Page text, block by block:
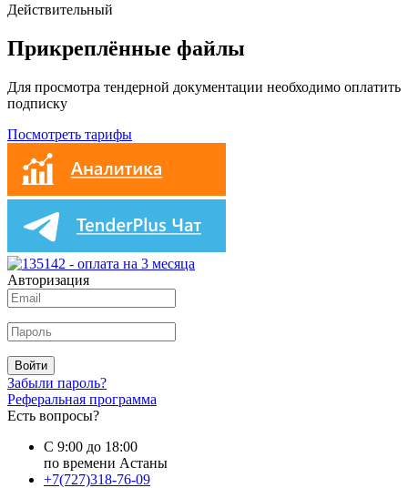
Действительный
Прикреплённые файлы
Для просмотра тендерной документации необходимо оплатить
подписку
Посмотреть тарифы
Авторизация
Войти
Забыли пароль?
Реферальная программа
Есть вопросы?
С 9:00 до 18:00
по времени Астаны
+7(727)318-76-09